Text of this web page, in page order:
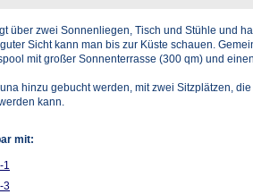
über zwei Sonnenliegen, Tisch und Stühle und
Sicht kann man bis zur Küste schauen.
mit großer Sonnenterrasse (300 qm) und
hinzu gebucht werden, mit zwei Sitzplätzen,
kann.
mit:
3